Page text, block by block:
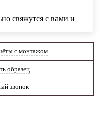
свяжутся с вами и
с монтажом
образец
звонок